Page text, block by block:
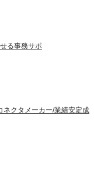
る事務サポ
ネクタメーカー/業績安定成